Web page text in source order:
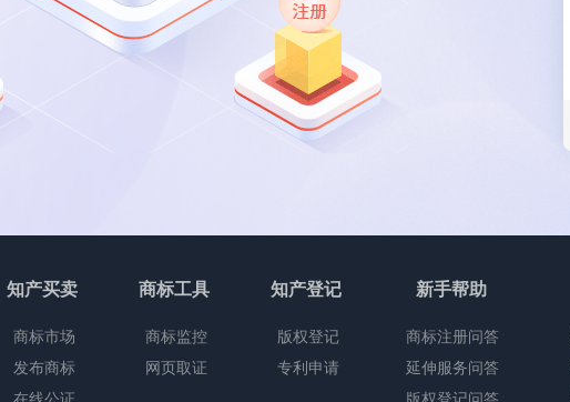
知产买卖
商标市场
发布商标
在线公证
商标工具
商标监控
网页取证
知产登记
版权登记
专利申请
新手帮助
商标注册问答
延伸服务问答
版权登记问答